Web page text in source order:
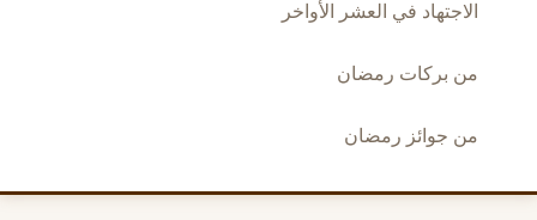
الاجتهاد في العشر الأواخر
من بركات رمضان
من جوائز رمضان